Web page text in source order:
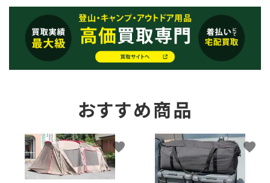
おすすめ商品
favorite favorite